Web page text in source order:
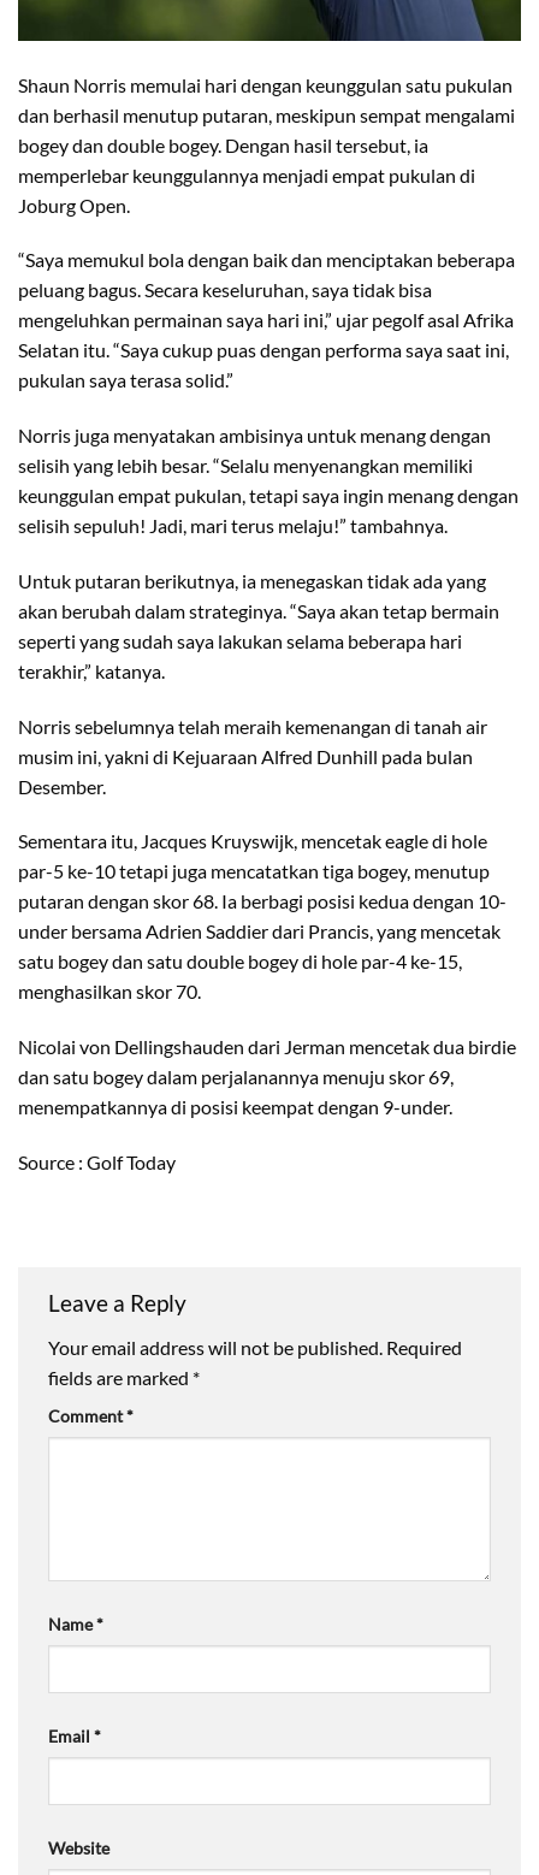
Shaun Norris memulai hari dengan keunggulan satu pukulan
dan berhasil menutup putaran, meskipun sempat mengalami
bogey dan double bogey. Dengan hasil tersebut, ia
memperlebar keunggulannya menjadi empat pukulan di
Joburg Open.
“Saya memukul bola dengan baik dan menciptakan beberapa
peluang bagus. Secara keseluruhan, saya tidak bisa
mengeluhkan permainan saya hari ini,” ujar pegolf asal Afrika
Selatan itu. “Saya cukup puas dengan performa saya saat ini,
pukulan saya terasa solid.”
Norris juga menyatakan ambisinya untuk menang dengan
selisih yang lebih besar. “Selalu menyenangkan memiliki
keunggulan empat pukulan, tetapi saya ingin menang dengan
selisih sepuluh! Jadi, mari terus melaju!” tambahnya.
Untuk putaran berikutnya, ia menegaskan tidak ada yang
akan berubah dalam strateginya. “Saya akan tetap bermain
seperti yang sudah saya lakukan selama beberapa hari
terakhir,” katanya.
Norris sebelumnya telah meraih kemenangan di tanah air
musim ini, yakni di Kejuaraan Alfred Dunhill pada bulan
Desember.
Sementara itu, Jacques Kruyswijk, mencetak eagle di hole
par-5 ke-10 tetapi juga mencatatkan tiga bogey, menutup
putaran dengan skor 68. Ia berbagi posisi kedua dengan 10-
under bersama Adrien Saddier dari Prancis, yang mencetak
satu bogey dan satu double bogey di hole par-4 ke-15,
menghasilkan skor 70.
Nicolai von Dellingshauden dari Jerman mencetak dua birdie
dan satu bogey dalam perjalanannya menuju skor 69,
menempatkannya di posisi keempat dengan 9-under.
Source : Golf Today
Leave a Reply
Your email address will not be published. Required
fields are marked *
Comment*
Name*
Email *
Website